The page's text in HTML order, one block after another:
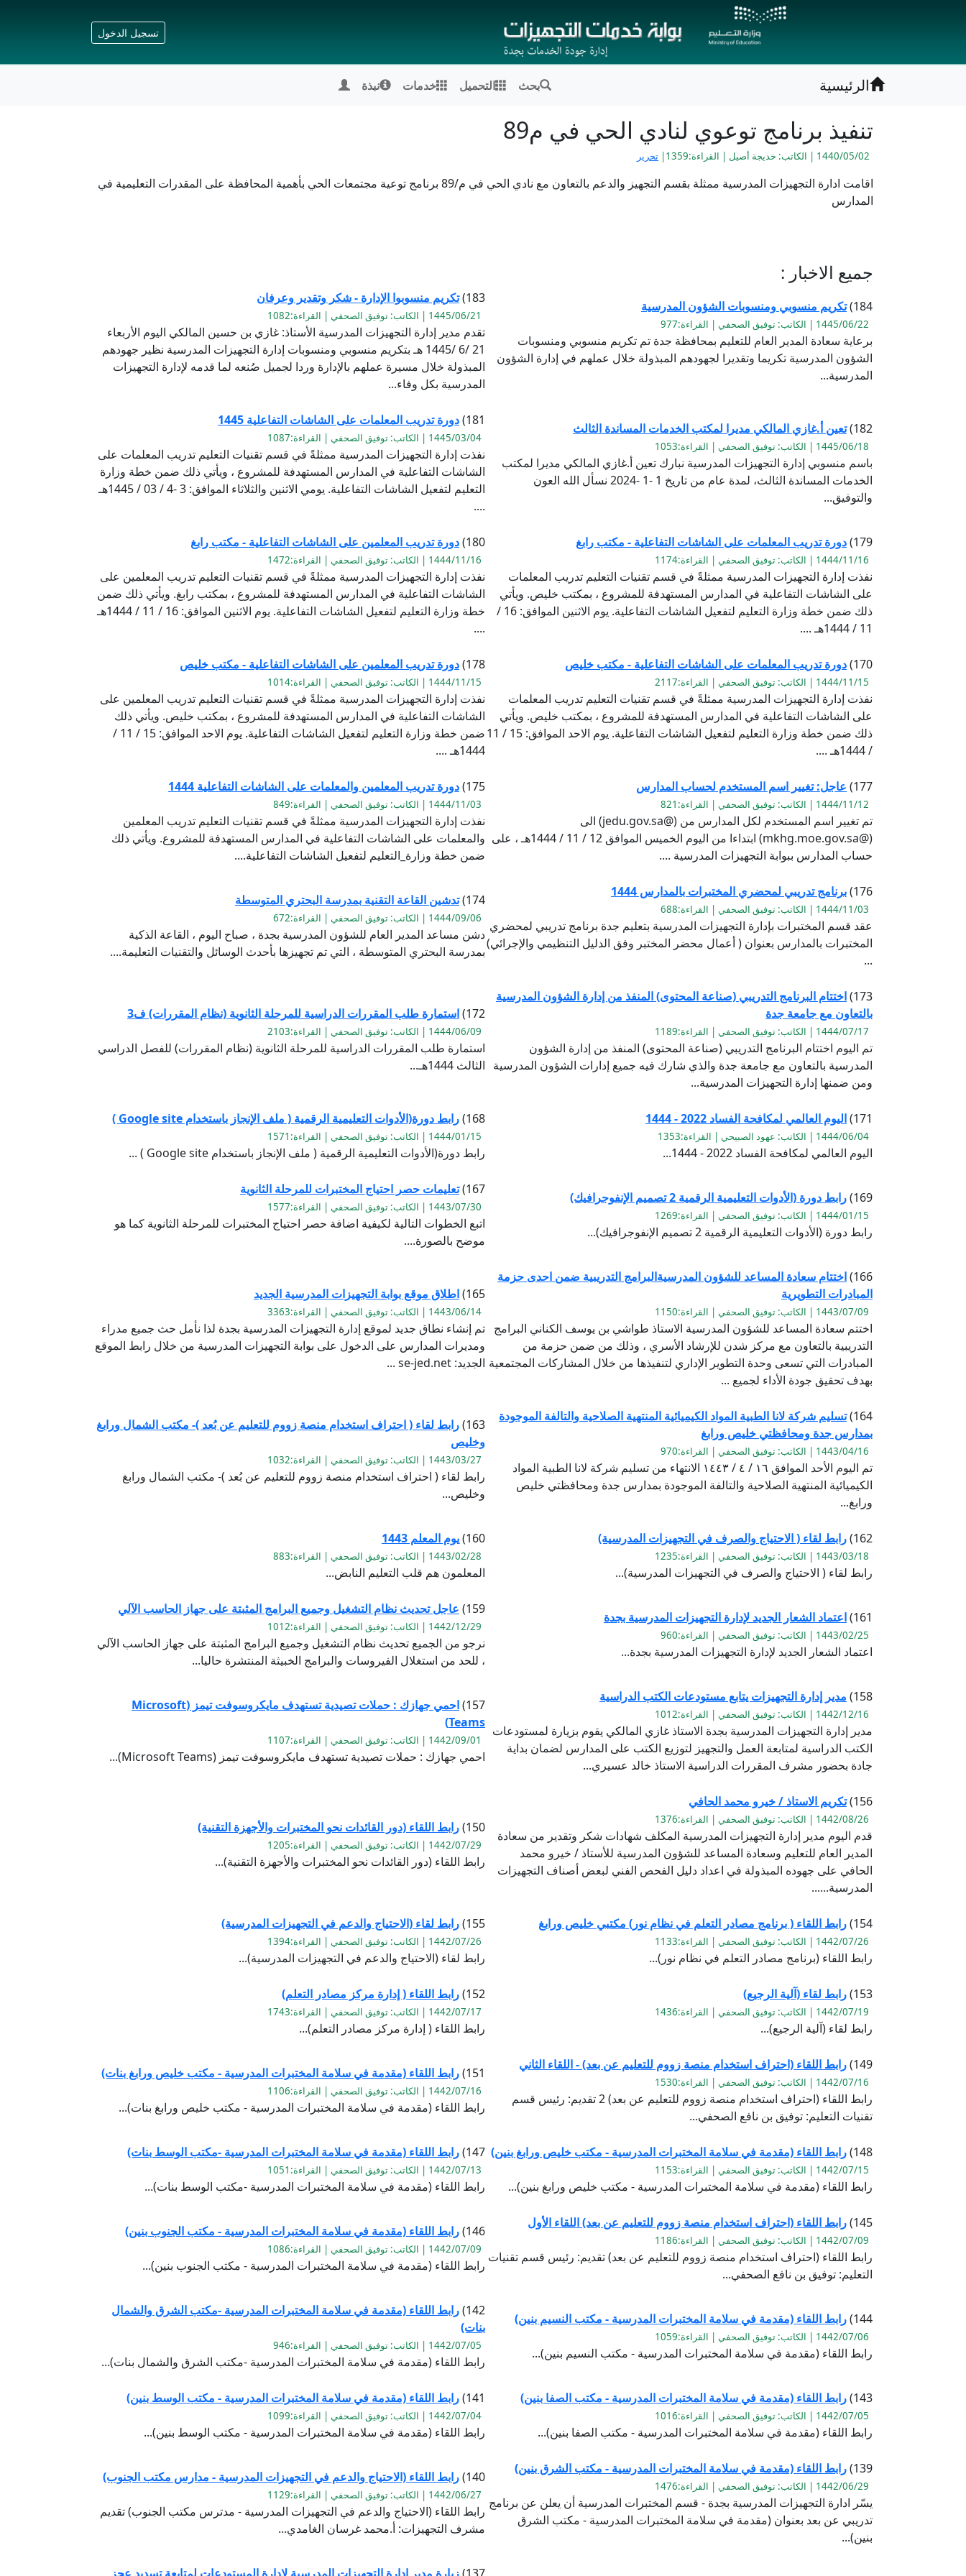
تسجيل الدخول
الرئيسية بحث التحميل خدمات نبذة
تنفيذ برنامج توعوي لنادي الحي في م89
1440/05/02 | الكاتب: خديجة أصيل | القراءة:1359| تحرير
اقامت ادارة التجهيزات المدرسية ممثلة بقسم التجهيز والدعم بالتعاون مع نادي الحي في م/89 برنامج توعية مجتمعات الحي بأهمية المحافظة على المقدرات التعليمية في
المدارس
جميع الاخبار :
184) تكريم منسوبي ومنسوبات الشؤون المدرسية
1445/06/22 | الكاتب: توفيق الصحفي | القراءة:977
برعاية سعادة المدير العام للتعليم بمحافظة جدة تم تكريم منسوبي ومنسوبات
الشؤون المدرسية تكريما وتقديرا لجهودهم المبذولة خلال عملهم في إدارة الشؤون
المدرسية...
183) تكريم منسوبوا الإدارة - شكر وتقدير وعرفان
1445/06/21 | الكاتب: توفيق الصحفي | القراءة:1082
تقدم مدير إدارة التجهيزات المدرسية الأستاذ: غازي بن حسين المالكي اليوم الأربعاء
21 /6 /1445 هـ بتكريم منسوبي ومنسوبات إدارة التجهيزات المدرسية نظير جهودهم
المبذولة خلال مسيرة عملهم بالإدارة وردا لجميل صُنعه لما قدمه لإدارة التجهيزات
المدرسية بكل وفاء...
182) تعين أ.غازي المالكي مديرا لمكتب الخدمات المساندة الثالث
1445/06/18 | الكاتب: توفيق الصحفي | القراءة:1053
باسم منسوبي إدارة التجهيزات المدرسية نبارك تعين أ.غازي المالكي مديرا لمكتب
الخدمات المساندة الثالث، لمدة عام من تاريخ 1 -1 -2024 نسأل الله العون
والتوفيق...
181) دورة تدريب المعلمات على الشاشات التفاعلية 1445
1445/03/04 | الكاتب: توفيق الصحفي | القراءة:1087
نفذت إدارة التجهيزات المدرسية ممثلةً في قسم تقنيات التعليم تدريب المعلمات على
الشاشات التفاعلية في المدارس المستهدفة للمشروع ، ويأتي ذلك ضمن خطة وزارة
التعليم لتفعيل الشاشات التفاعلية. يومي الاثنين والثلاثاء الموافق: 3 -4 / 03 / 1445هـ
....
179) دورة تدريب المعلمات على الشاشات التفاعلية - مكتب رابغ
1444/11/16 | الكاتب: توفيق الصحفي | القراءة:1174
نفذت إدارة التجهيزات المدرسية ممثلةً في قسم تقنيات التعليم تدريب المعلمات
على الشاشات التفاعلية في المدارس المستهدفة للمشروع ، بمكتب خليص. ويأتي
ذلك ضمن خطة وزارة التعليم لتفعيل الشاشات التفاعلية. يوم الاثنين الموافق: 16 /
11 / 1444هـ ....
180) دورة تدريب المعلمين على الشاشات التفاعلية - مكتب رابغ
1444/11/16 | الكاتب: توفيق الصحفي | القراءة:1472
نفذت إدارة التجهيزات المدرسية ممثلةً في قسم تقنيات التعليم تدريب المعلمين على
الشاشات التفاعلية في المدارس المستهدفة للمشروع ، بمكتب رابغ. ويأتي ذلك ضمن
خطة وزارة التعليم لتفعيل الشاشات التفاعلية. يوم الاثنين الموافق: 16 / 11 / 1444هـ
....
170) دورة تدريب المعلمات على الشاشات التفاعلية - مكتب خليص
1444/11/15 | الكاتب: توفيق الصحفي | القراءة:2117
نفذت إدارة التجهيزات المدرسية ممثلةً في قسم تقنيات التعليم تدريب المعلمات
على الشاشات التفاعلية في المدارس المستهدفة للمشروع ، بمكتب خليص. ويأتي
ذلك ضمن خطة وزارة التعليم لتفعيل الشاشات التفاعلية. يوم الاحد الموافق: 15 / 11
/ 1444هـ ....
178) دورة تدريب المعلمين على الشاشات التفاعلية - مكتب خليص
1444/11/15 | الكاتب: توفيق الصحفي | القراءة:1014
نفذت إدارة التجهيزات المدرسية ممثلةً في قسم تقنيات التعليم تدريب المعلمين على
الشاشات التفاعلية في المدارس المستهدفة للمشروع ، بمكتب خليص. ويأتي ذلك
ضمن خطة وزارة التعليم لتفعيل الشاشات التفاعلية. يوم الاحد الموافق: 15 / 11 /
1444هـ ....
177) عاجل: تغيير اسم المستخدم لحساب المدارس
1444/11/12 | الكاتب: توفيق الصحفي | القراءة:821
تم تغيير اسم المستخدم لكل المدارس من (@jedu.gov.sa) الى
(@mkhg.moe.gov.sa) ابتداءا من اليوم الخميس الموافق 12 / 11 / 1444هـ ، على
حساب المدارس ببوابة التجهيزات المدرسية ....
175) دورة تدريب المعلمين والمعلمات على الشاشات التفاعلية 1444
1444/11/03 | الكاتب: توفيق الصحفي | القراءة:849
نفذت إدارة التجهيزات المدرسية ممثلةً في قسم تقنيات التعليم تدريب المعلمين
والمعلمات على الشاشات التفاعلية في المدارس المستهدفة للمشروع. ويأتي ذلك
ضمن خطة وزارة_التعليم لتفعيل الشاشات التفاعلية....
176) برنامج تدريبي لمحضري المختبرات بالمدارس 1444
1444/11/03 | الكاتب: توفيق الصحفي | القراءة:688
عقد قسم المختبرات بإدارة التجهيزات المدرسية بتعليم جدة برنامج تدريبي لمحضري
المختبرات بالمدارس بعنوان ( أعمال محضر المختبر وفق الدليل التنظيمي والإجرائي)
...
174) تدشين القاعة التقنية بمدرسة البحتري المتوسطة
1444/09/06 | الكاتب: توفيق الصحفي | القراءة:672
دشن مساعد المدير العام للشؤون المدرسية بجدة ، صباح اليوم ، القاعة الذكية
بمدرسة البحتري المتوسطة ، التي تم تجهيزها بأحدث الوسائل والتقنيات التعليمة....
173) اختتام البرنامج التدريبي (صناعة المحتوى) المنفذ من إدارة الشؤون المدرسية
بالتعاون مع جامعة جدة
1444/07/17 | الكاتب: توفيق الصحفي | القراءة:1189
تم اليوم اختتام البرنامج التدريبي (صناعة المحتوى) المنفذ من إدارة الشؤون
المدرسية بالتعاون مع جامعة جدة والذي شارك فيه جميع إدارات الشؤون المدرسية
ومن ضمنها إدارة التجهيزات المدرسية...
172) استمارة طلب المقررات الدراسية للمرحلة الثانوية (نظام المقررات) ف3
1444/06/09 | الكاتب: توفيق الصحفي | القراءة:2103
استمارة طلب المقررات الدراسية للمرحلة الثانوية (نظام المقررات) للفصل الدراسي
الثالث 1444هـ...
171) اليوم العالمي لمكافحة الفساد 2022 - 1444
1444/06/04 | الكاتب: عهود الصبيحي | القراءة:1353
اليوم العالمي لمكافحة الفساد 2022 - 1444...
168) رابط دورة(الأدوات التعليمية الرقمية ( ملف الإنجاز باستخدام Google site )
1444/01/15 | الكاتب: توفيق الصحفي | القراءة:1571
رابط دورة(الأدوات التعليمية الرقمية ( ملف الإنجاز باستخدام Google site ) ...
169) رابط دورة (الأدوات التعليمية الرقمية 2 تصميم الإنفوجرافيك)
1444/01/15 | الكاتب: توفيق الصحفي | القراءة:1269
رابط دورة (الأدوات التعليمية الرقمية 2 تصميم الإنفوجرافيك)...
167) تعليمات حصر احتياج المختبرات للمرحلة الثانوية
1443/07/30 | الكاتب: توفيق الصحفي | القراءة:1577
اتبع الخطوات التالية لكيفية اضافة حصر احتياج المختبرات للمرحلة الثانوية كما هو
موضح بالصورة....
166) اختتام سعادة المساعد للشؤون المدرسيةالبرامج التدريبية ضمن احدى حزمة
المبادرات التطويرية
1443/07/09 | الكاتب: توفيق الصحفي | القراءة:1150
اختتم سعادة المساعد للشؤون المدرسية الاستاذ طواشي بن يوسف الكناني البرامج
التدريبية بالتعاون مع مركز شدن للإرشاد الأسري ، وذلك من ضمن حزمة من
المبادرات التي تسعى وحدة التطوير الإداري لتنفيذها من خلال المشاركات المجتمعية
بهدف تحقيق جودة الأداء لجميع ...
165) اطلاق موقع بوابة التجهيزات المدرسية الجديد
1443/06/14 | الكاتب: توفيق الصحفي | القراءة:3363
تم إنشاء نطاق جديد لموقع إدارة التجهيزات المدرسية بجدة لذا نأمل حث جميع مدراء
ومديرات المدارس على الدخول على بوابة التجهيزات المدرسية من خلال رابط الموقع
الجديد: se-jed.net ...
164) تسليم شركة لانا الطبية المواد الكيميائية المنتهية الصلاحية والتالفة الموجودة
بمدارس جدة ومحافظتي خليص ورابغ
1443/04/16 | الكاتب: توفيق الصحفي | القراءة:970
تم اليوم الأحد الموافق ١٦ / ٤ / ١٤٤٣ الانتهاء من تسليم شركة لانا الطبية المواد
الكيميائية المنتهية الصلاحية والتالفة الموجودة بمدارس جدة ومحافظتي خليص
ورابغ...
163) رابط لقاء ( احتراف استخدام منصة زووم للتعليم عن بُعد )- مكتب الشمال ورابغ
وخليص
1443/03/27 | الكاتب: توفيق الصحفي | القراءة:1032
رابط لقاء ( احتراف استخدام منصة زووم للتعليم عن بُعد )- مكتب الشمال ورابغ
وخليص...
162) رابط لقاء ( الاحتياج والصرف في التجهيزات المدرسية)
1443/03/18 | الكاتب: توفيق الصحفي | القراءة:1235
رابط لقاء ( الاحتياج والصرف في التجهيزات المدرسية)...
160) يوم المعلم 1443
1443/02/28 | الكاتب: توفيق الصحفي | القراءة:883
المعلمون هم قلب التعليم النابض...
161) اعتماد الشعار الجديد لإدارة التجهيزات المدرسية بجدة
1443/02/25 | الكاتب: توفيق الصحفي | القراءة:960
اعتماد الشعار الجديد لإدارة التجهيزات المدرسية بجدة...
159) عاجل تحديث نظام التشغيل وجميع البرامج المثبتة على جهاز الحاسب الآلي
1442/12/29 | الكاتب: توفيق الصحفي | القراءة:1012
نرجو من الجميع تحديث نظام التشغيل وجميع البرامج المثبتة على جهاز الحاسب الآلي
، للحد من استغلال الفيروسات والبرامج الخبيثة المنتشرة حاليا...
158) مدير إدارة التجهيزات يتابع مستودعات الكتب الدراسية
1442/12/16 | الكاتب: توفيق الصحفي | القراءة:1012
مدير إدارة التجهيزات المدرسية بجدة الاستاذ غازي المالكي يقوم بزيارة لمستودعات
الكتب الدراسية لمتابعة العمل والتجهيز لتوزيع الكتب على المدارس لضمان بداية
جادة بحضور مشرف المقررات الدراسية الاستاذ خالد عسيري...
157)
احمي جهازك : حملات تصيدية تستهدف مايكروسوفت تيمز (Microsoft
Teams)
1442/09/01 | الكاتب: توفيق الصحفي | القراءة:1107
احمي جهازك : حملات تصيدية تستهدف مايكروسوفت تيمز (Microsoft Teams)...
156) تكريم الاستاذ / خيرو محمد الحافي
1442/08/26 | الكاتب: توفيق الصحفي | القراءة:1376
قدم اليوم مدير إدارة التجهيزات المدرسية المكلف شهادات شكر وتقدير من سعادة
المدير العام للتعليم وسعادة المساعد للشؤون المدرسية للأستاذ / خيرو محمد
الحافي على جهوده المبذولة في اعداد دليل الفحص الفني لبعض أصناف التجهيزات
المدرسية......
150) رابط اللقاء (دور القائدات نحو المختبرات والأجهزة التقنية)
1442/07/29 | الكاتب: توفيق الصحفي | القراءة:1205
رابط اللقاء (دور القائدات نحو المختبرات والأجهزة التقنية)...
154) رابط اللقاء ( برنامج مصادر التعلم في نظام نور) مكتبي خليص ورابغ
1442/07/26 | الكاتب: توفيق الصحفي | القراءة:1133
رابط اللقاء (برنامج مصادر التعلم في نظام نور)...
155) رابط لقاء (الاحتياج والدعم في التجهيزات المدرسية)
1442/07/26 | الكاتب: توفيق الصحفي | القراءة:1394
رابط لقاء (الاحتياج والدعم في التجهيزات المدرسية)...
153) رابط لقاء (آلية الرجيع)
1442/07/19 | الكاتب: توفيق الصحفي | القراءة:1436
رابط لقاء (آلية الرجيع)...
152) رابط اللقاء ( إدارة مركز مصادر التعلم)
1442/07/17 | الكاتب: توفيق الصحفي | القراءة:1743
رابط اللقاء ( إدارة مركز مصادر التعلم)...
149) رابط اللقاء (احتراف استخدام منصة زووم للتعليم عن بعد) - اللقاء الثاني
1442/07/16 | الكاتب: توفيق الصحفي | القراءة:1530
رابط اللقاء (احتراف استخدام منصة زووم للتعليم عن بعد) 2 تقديم: رئيس قسم
تقنيات التعليم: توفيق بن نافع الصحفي...
151) رابط اللقاء (مقدمة في سلامة المختبرات المدرسية - مكتب خليص ورابغ بنات)
1442/07/16 | الكاتب: توفيق الصحفي | القراءة:1106
رابط اللقاء (مقدمة في سلامة المختبرات المدرسية - مكتب خليص ورابغ بنات)...
148) رابط اللقاء (مقدمة في سلامة المختبرات المدرسية - مكتب خليص ورابغ بنين)
1442/07/15 | الكاتب: توفيق الصحفي | القراءة:1153
رابط اللقاء (مقدمة في سلامة المختبرات المدرسية - مكتب خليص ورابغ بنين)...
147) رابط اللقاء (مقدمة في سلامة المختبرات المدرسية -مكتب الوسط بنات)
1442/07/13 | الكاتب: توفيق الصحفي | القراءة:1051
رابط اللقاء (مقدمة في سلامة المختبرات المدرسية -مكتب الوسط بنات)...
145) رابط اللقاء (احتراف استخدام منصة زووم للتعليم عن بعد) اللقاء الأول
1442/07/09 | الكاتب: توفيق الصحفي | القراءة:1186
رابط اللقاء (احتراف استخدام منصة زووم للتعليم عن بعد) تقديم: رئيس قسم تقنيات
التعليم: توفيق بن نافع الصحفي...
146) رابط اللقاء (مقدمة في سلامة المختبرات المدرسية - مكتب الجنوب بنين)
1442/07/09 | الكاتب: توفيق الصحفي | القراءة:1086
رابط اللقاء (مقدمة في سلامة المختبرات المدرسية - مكتب الجنوب بنين)...
144) رابط اللقاء (مقدمة في سلامة المختبرات المدرسية - مكتب النسيم بنين)
1442/07/06 | الكاتب: توفيق الصحفي | القراءة:1059
رابط اللقاء (مقدمة في سلامة المختبرات المدرسية - مكتب النسيم بنين)...
142) رابط اللقاء (مقدمة في سلامة المختبرات المدرسية -مكتب الشرق والشمال
بنات)
1442/07/05 | الكاتب: توفيق الصحفي | القراءة:946
رابط اللقاء (مقدمة في سلامة المختبرات المدرسية -مكتب الشرق والشمال بنات)...
143) رابط اللقاء (مقدمة في سلامة المختبرات المدرسية - مكتب الصفا بنين)
1442/07/05 | الكاتب: توفيق الصحفي | القراءة:1016
رابط اللقاء (مقدمة في سلامة المختبرات المدرسية - مكتب الصفا بنين)...
141) رابط اللقاء (مقدمة في سلامة المختبرات المدرسية - مكتب الوسط بنين)
1442/07/04 | الكاتب: توفيق الصحفي | القراءة:1099
رابط اللقاء (مقدمة في سلامة المختبرات المدرسية - مكتب الوسط بنين)...
139) رابط اللقاء (مقدمة في سلامة المختبرات المدرسية - مكتب الشرق بنين)
1442/06/29 | الكاتب: توفيق الصحفي | القراءة:1476
يسّر ادارة التجهيزات المدرسية بجدة - قسم المختبرات المدرسية أن يعلن عن برنامج
تدريبي عن بعد بعنوان (مقدمة في سلامة المختبرات المدرسية - مكتب الشرق
بنين)...
140) رابط اللقاء (الاحتياج والدعم في التجهيزات المدرسية - مدارس مكتب الجنوب)
1442/06/27 | الكاتب: توفيق الصحفي | القراءة:1129
رابط اللقاء (الاحتياج والدعم في التجهيزات المدرسية - مدترس مكتب الجنوب) تقديم
مشرف التجهيزات: أ.محمد غرسان الغامدي...